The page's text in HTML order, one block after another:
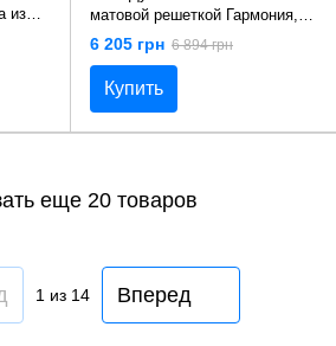
из
матовой решеткой Гармония,
нержавеющая сталь,
горизонтальный фланець,
кромка из нержавеющей стали
6 205 грн 6 894 грн
Купить
еще 20 товаров
1из 14 Вперед